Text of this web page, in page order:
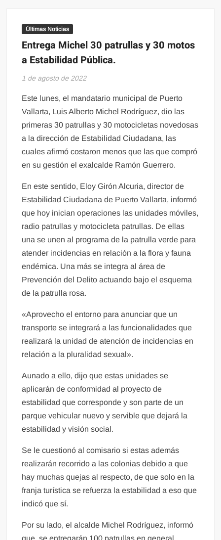
Últimas Noticias
Entrega Michel 30 patrullas y 30 motos
a Estabilidad Pública.
1 de agosto de 2022
Este lunes, el mandatario municipal de Puerto
Vallarta, Luis Alberto Michel Rodríguez, dio las
primeras 30 patrullas y 30 motocicletas novedosas
a la dirección de Estabilidad Ciudadana, las
cuales afirmó costaron menos que las que compró
en su gestión el exalcalde Ramón Guerrero.
En este sentido, Eloy Girón Alcuria, director de
Estabilidad Ciudadana de Puerto Vallarta, informó
que hoy inician operaciones las unidades móviles,
radio patrullas y motocicleta patrullas. De ellas
una se unen al programa de la patrulla verde para
atender incidencias en relación a la flora y fauna
endémica. Una más se integra al área de
Prevención del Delito actuando bajo el esquema
de la patrulla rosa.
«Aprovecho el entorno para anunciar que un
transporte se integrará a las funcionalidades que
realizará la unidad de atención de incidencias en
relación a la pluralidad sexual».
Aunado a ello, dijo que estas unidades se
aplicarán de conformidad al proyecto de
estabilidad que corresponde y son parte de un
parque vehicular nuevo y servible que dejará la
estabilidad y visión social.
Se le cuestionó al comisario si estas además
realizarán recorrido a las colonias debido a que
hay muchas quejas al respecto, de que solo en la
franja turística se refuerza la estabilidad a eso que
indicó que sí.
Por su lado, el alcalde Michel Rodríguez, informó
que, se entregarán 100 patrullas en general,